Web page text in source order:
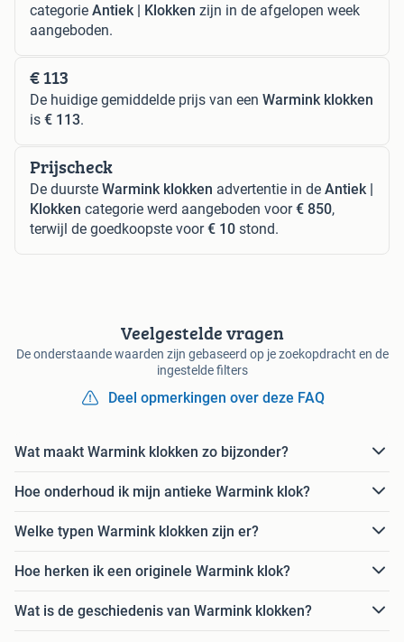
categorie Antiek | Klokken zijn in de afgelopen week
aangeboden.
€ 113
De huidige gemiddelde prijs van een Warmink klokken
is € 113.
Prijscheck
De duurste Warmink klokken advertentie in de Antiek |
Klokken categorie werd aangeboden voor€ 850,
terwijl de goedkoopste voor€ 10 stond.
Veelgestelde vragen
De onderstaande waarden zijn gebaseerd op je zoekopdracht en de
ingestelde filters
Deel opmerkingen over deze FAQ
Wat maakt Warmink klokken zo bijzonder?
Hoe onderhoud ik mijn antieke Warmink klok?
Welke typen Warmink klokken zijn er?
Hoe herken ik een originele Warmink klok?
Wat is de geschiedenis van Warmink klokken?